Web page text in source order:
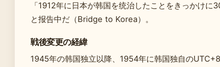
「1912年に日本が韩国を统治したことをきっかけに
と报告中だ（Bridge to Korea）。
戦後変更の経緯
1945年の韩国独立以降、1954年に韩国独自の